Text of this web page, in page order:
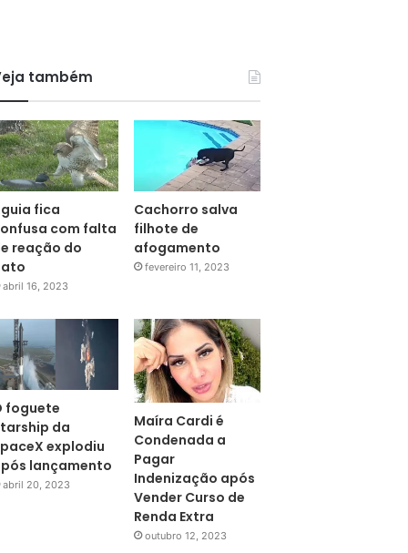
também
fica
com falta
reação do
abril 16, 2023
Cachorro salva
filhote de
afogamento
fevereiro 11, 2023
foguete
da
explodiu
lançamento
abril 20, 2023
Maíra Cardi é
Condenada a
Pagar
Indenização após
Vender Curso de
Renda Extra
outubro 12, 2023